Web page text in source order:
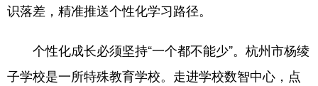
识落差，精准推送个性化学习路径。
个性化成长必须坚持“一个都不能少”。杭州市杨绫
子学校是一所特殊教育学校。走进学校数智中心，点